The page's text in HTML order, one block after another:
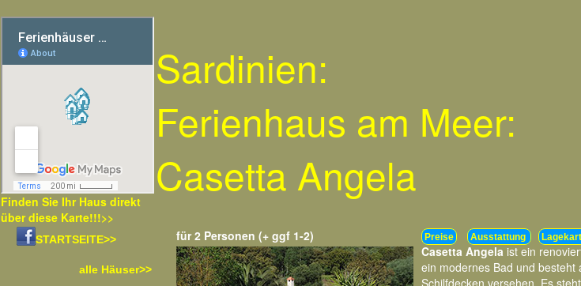
Finden Sie Ihr Haus direkt
über diese Karte!!!>>
Sardinien:
Ferienhaus am Meer:
Casetta Angela
STARTSEITE>>
alle Häuser>>
für 2 Personen (+ ggf 1-2) Preise Ausstattung
Casetta Angela ist ein
ein modernes Bad und
Schilfdecken versehen. Es